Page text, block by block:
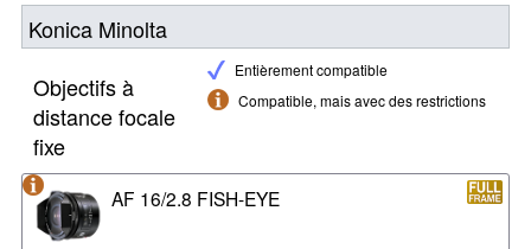
Konica Minolta
Entièrement compatible
Compatible, mais avec des restrictions
Objectifs à
distance focale
fixe
AF 16/2.8 FISH-EYE